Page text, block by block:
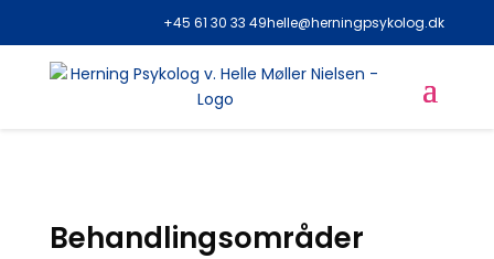
+45 61 30 33 49helle@herningpsykolog.dk
Behandlingsområder